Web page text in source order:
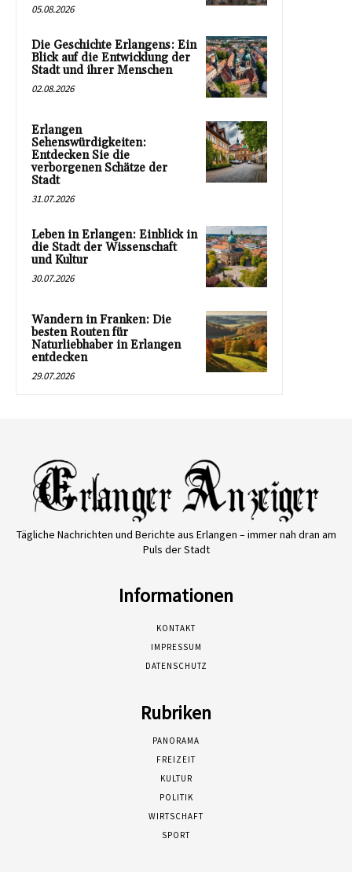
05.08.2026
Die Geschichte Erlangens: Ein
Blick auf die Entwicklung der
Stadt und ihrer Menschen
02.08.2026
Erlangen
Sehenswürdigkeiten:
Entdecken Sie die
verborgenen Schätze der
Stadt
31.07.2026
Leben in Erlangen: Einblick in
die Stadt der Wissenschaft
und Kultur
30.07.2026
Wandern in Franken: Die
besten Routen für
Naturliebhaber in Erlangen
entdecken
29.07.2026
Tägliche Nachrichten und Berichte aus Erlangen – immer nah dran am
Puls der Stadt
Informationen
KONTAKT
IMPRESSUM
DATENSCHUTZ
Rubriken
PANORAMA
FREIZEIT
KULTUR
POLITIK
WIRTSCHAFT
SPORT